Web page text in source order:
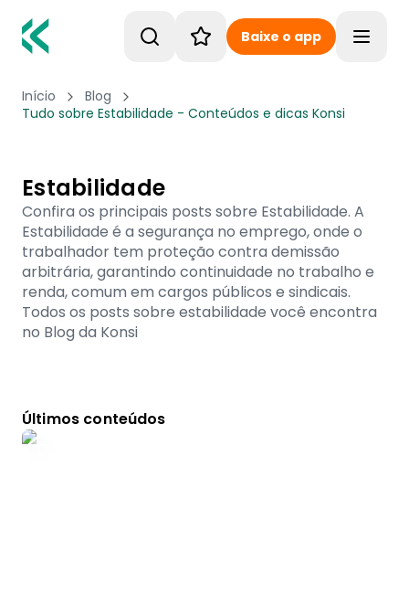
Baixe o app
Início
Blog
Tudo sobre Estabilidade - Conteúdos e dicas Konsi
Estabilidade
Confira os principais posts sobre Estabilidade. A
Estabilidade é a segurança no emprego, onde o
trabalhador tem proteção contra demissão
arbitrária, garantindo continuidade no trabalho e
renda, comum em cargos públicos e sindicais.
Todos os posts sobre estabilidade você encontra
no Blog da Konsi
Últimos conteúdos